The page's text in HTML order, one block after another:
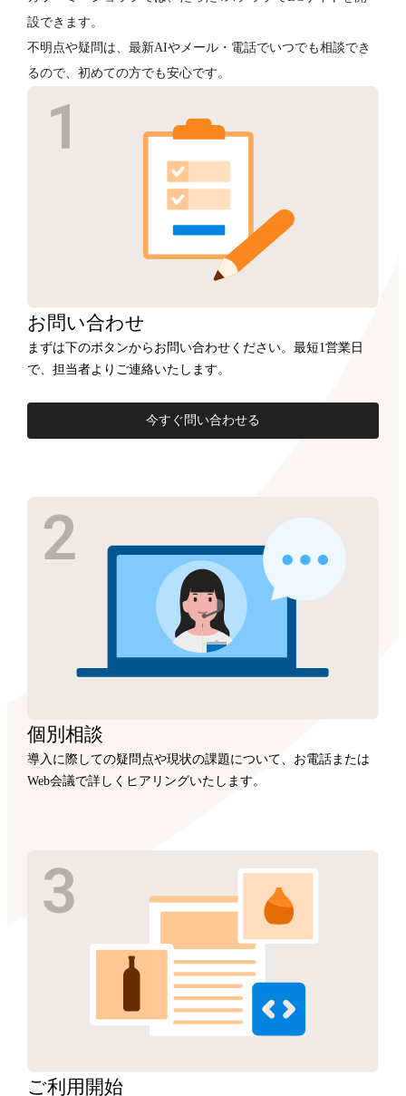
設できます。
不明点や疑問は、最新AIやメール・電話でいつでも相談でき
るので、初めての方でも安心です。
お問い合わせ
まずは下のボタンからお問い合わせください。最短1営業日
で、担当者よりご連絡いたします。
今すぐ問い合わせる
個別相談
導入に際しての疑問点や現状の課題について、お電話または
Web会議で詳しくヒアリングいたします。
ご利用開始